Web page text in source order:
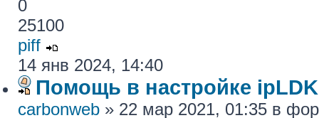
0
25100
piff
14 янв 2024, 14:40
Помощь в настройке
carbonweb » 22 мар 2021, 01:35 в